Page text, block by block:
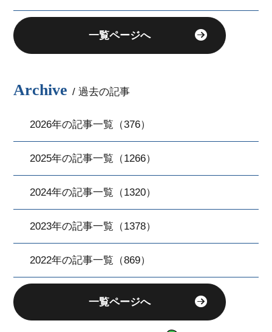
一覧ページへ
Archive / 過去の記事
2026年の記事一覧（376）
2025年の記事一覧（1266）
2024年の記事一覧（1320）
2023年の記事一覧（1378）
2022年の記事一覧（869）
一覧ページへ